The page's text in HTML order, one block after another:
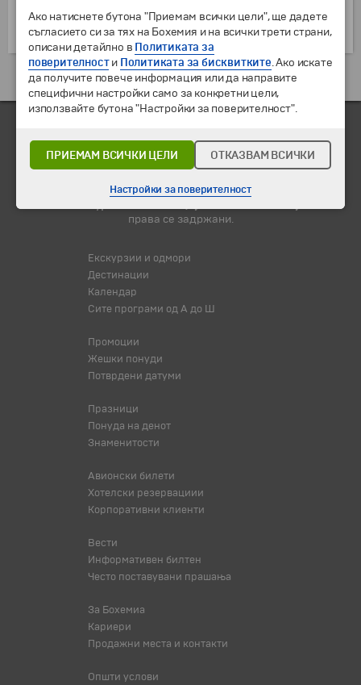
имало функционирачки станбени населби, каде
живееле ветерани, нивните блиски и трговци.
Екскурзии и одмори до Велика Британија »
права се задржани.
Екскурзии и одмори
Дестинации
Календар
Сите програми од А до Ш
Промоции
Жешки понуди
Потврдени датуми
Празници
Понуда на денот
Знаменитости
Авионски билети
Хотелски резервациии
Корпоративни клиенти
Вести
Информативен билтен
Често поставувани прашања
За Бохемиа
Кариери
Продажни места и контакти
Општи услови
Ако натиснете бутона "Приемам всички цели", ще дадете
съгласието си за тях на Бохемия и на всички трети страни,
описани детайлно в Политиката за
поверителности Политиката за бисквитките. Ако искате
да получите повече информация или да направите
специфични настройки само за конкретни цели,
използвайте бутона "Настройки за поверителност".
ПРИЕМАМ ВСИЧКИ ЦЕЛИ ОТКАЗВАМ ВСИЧКИ
Настройки за поверителност